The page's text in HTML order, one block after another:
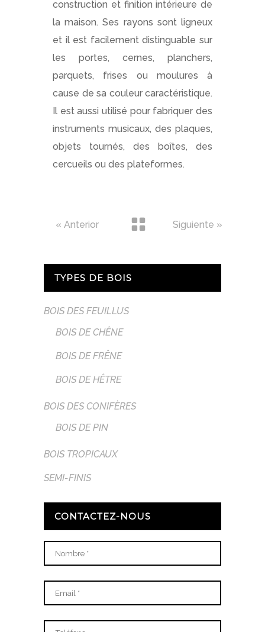
construction et finition intérieure de
la maison. Ses rayons sont ligneux
et il est facilement distinguable sur
les portes, cernes, planchers,
parquets, frises ou moulures à
cause de sa couleur caractéristique.
Il est aussi utilisé pour fabriquer des
instruments musicaux, des plaques,
objets tournés, des boîtes, des
cercueils ou des plateformes.
« Anterior Siguiente »
TYPES DE BOIS
BOIS DES FEUILLUS
BOIS DE CHÊNE
BOIS DE FRÊNE
BOIS DE HÊTRE
BOIS DES CONIFÈRES
BOIS DE PIN
BOIS TROPICAUX
SEMI-FINIS
CONTACTEZ-NOUS